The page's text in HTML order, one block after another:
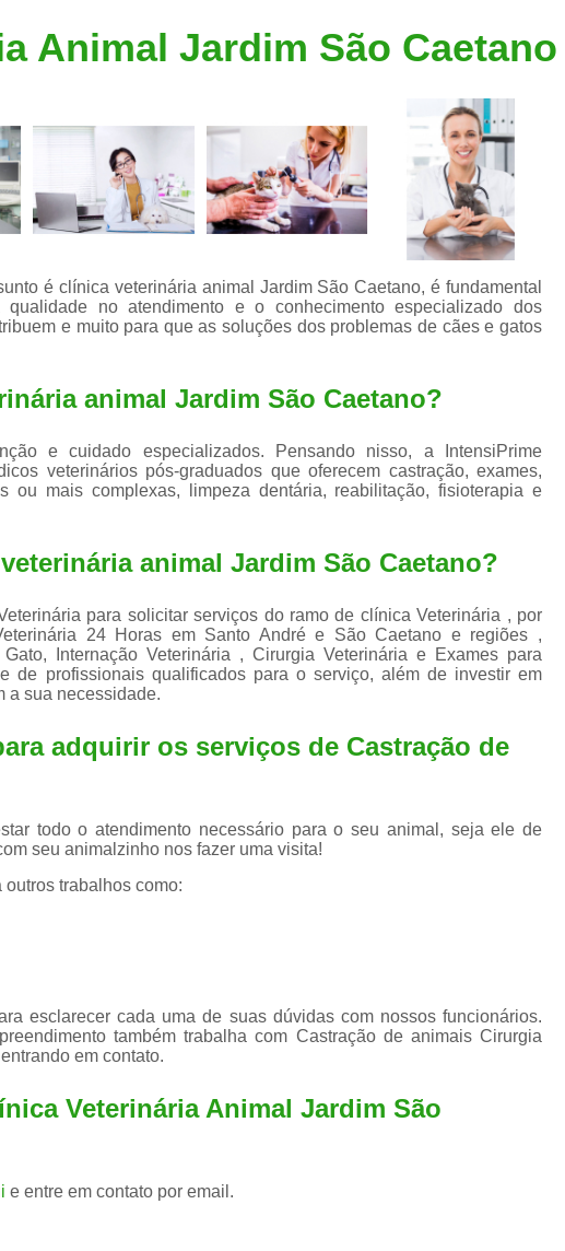
tártaro
Clínica Veterinária Santo André
Consulta de
Consulta Médica
Consulta Médica Veterinária para
Consulta para
Consulta para Animais Silvestres São
Consulta para Silvestres
Exame de Endoscopia Veterinária
Exame de Raio X para Animais
Exame de Ultrassom para
Exame para Cachorro
Internação para Animais de Estimação
Internação para Cães e
Internação Semi Intensiva Veterinária
Limpeza de Tártaro Canina
Limpeza de
Limpeza de Tártaro para Gatos
Animal Jardim São Caetano
é clínica veterinária animal Jardim São Caetano, é fundamental
no atendimento e o conhecimento especializado dos
e muito para que as soluções dos problemas de cães e gatos
animal Jardim São Caetano?
e cuidado especializados. Pensando nisso, a IntensiPrime
veterinários pós-graduados que oferecem castração, exames,
ou mais complexas, limpeza dentária, reabilitação, fisioterapia e
animal Jardim São Caetano?
para solicitar serviços do ramo de clínica Veterinária , por
24 Horas em Santo André e São Caetano e regiões ,
Internação Veterinária , Cirurgia Veterinária e Exames para
de profissionais qualificados para o serviço, além de investir em
a sua necessidade.
adquirir os serviços de Castração de
todo o atendimento necessário para o seu animal, seja ele de
seu animalzinho nos fazer uma visita!
trabalhos como:
esclarecer cada uma de suas dúvidas com nossos funcionários.
também trabalha com Castração de animais Cirurgia
em contato.
Veterinária Animal Jardim São
e entre em contato por email.